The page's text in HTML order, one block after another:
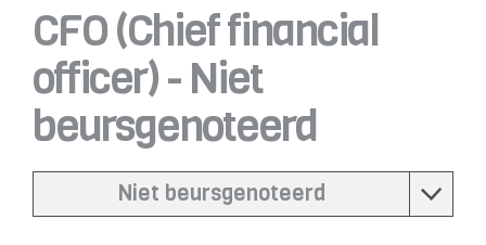
CFO (Chief financial
officer) - Niet
beursgenoteerd
Niet beursgenoteerd